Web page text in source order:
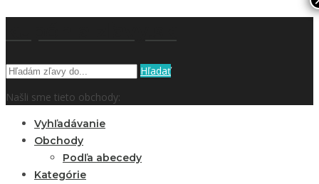
Hľadať
Našli sme tieto obchody:
Vyhľadávanie
Obchody
Podľa abecedy
Kategórie